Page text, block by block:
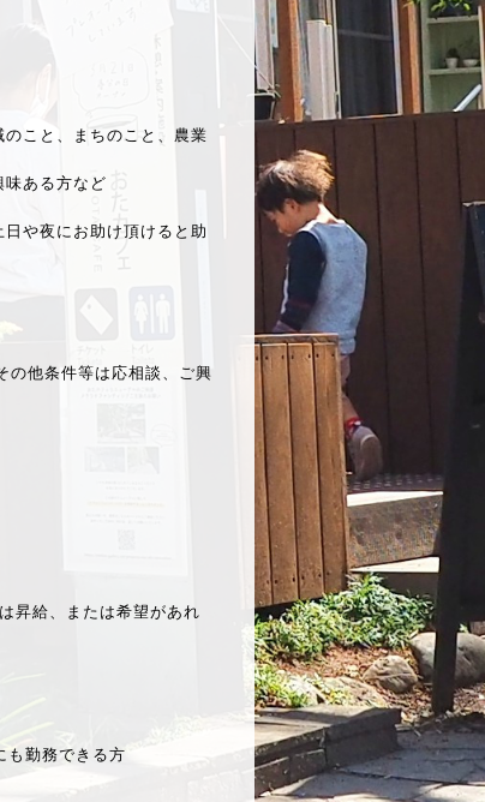
こと、まちのこと、農業
味ある方など
や夜にお助け頂けると助
の他条件等は応相談、ご興
昇給、または希望があれ
も勤務できる方